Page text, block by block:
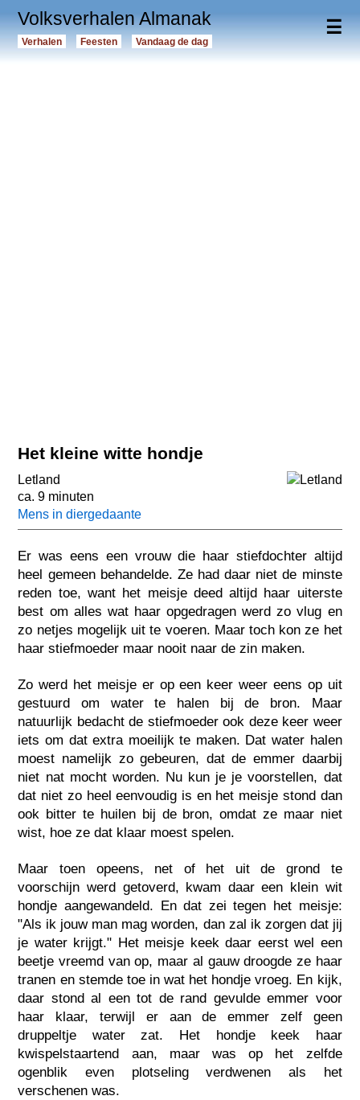
☰
Volksverhalen Almanak
Verhalen Feesten Vandaag de dag
Het kleine witte hondje
Letland
ca. 9 minuten
Mens in diergedaante
Er was eens een vrouw die haar stiefdochter altijd
heel gemeen behandelde. Ze had daar niet de minste
reden toe, want het meisje deed altijd haar uiterste
best om alles wat haar opgedragen werd zo vlug en
zo netjes mogelijk uit te voeren. Maar toch kon ze het
haar stiefmoeder maar nooit naar de zin maken.
Zo werd het meisje er op een keer weer eens op uit
gestuurd om water te halen bij de bron. Maar
natuurlijk bedacht de stiefmoeder ook deze keer weer
iets om dat extra moeilijk te maken. Dat water halen
moest namelijk zo gebeuren, dat de emmer daarbij
niet nat mocht worden. Nu kun je je voorstellen, dat
dat niet zo heel eenvoudig is en het meisje stond dan
ook bitter te huilen bij de bron, omdat ze maar niet
wist, hoe ze dat klaar moest spelen.
Maar toen opeens, net of het uit de grond te
voorschijn werd getoverd, kwam daar een klein wit
hondje aangewandeld. En dat zei tegen het meisje:
"Als ik jouw man mag worden, dan zal ik zorgen dat jij
je water krijgt." Het meisje keek daar eerst wel een
beetje vreemd van op, maar al gauw droogde ze haar
tranen en stemde toe in wat het hondje vroeg. En kijk,
daar stond al een tot de rand gevulde emmer voor
haar klaar, terwijl er aan de emmer zelf geen
druppeltje water zat. Het hondje keek haar
kwispelstaartend aan, maar was op het zelfde
ogenblik even plotseling verdwenen als het
verschenen was.